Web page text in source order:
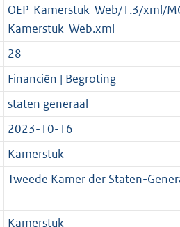
OEP-Kamerstuk-Web/1.3/xml/
Kamerstuk-Web.xml
28
Financiën | Begroting
staten generaal
2023-10-16
Kamerstuk
Tweede Kamer der Staten-
Kamerstuk